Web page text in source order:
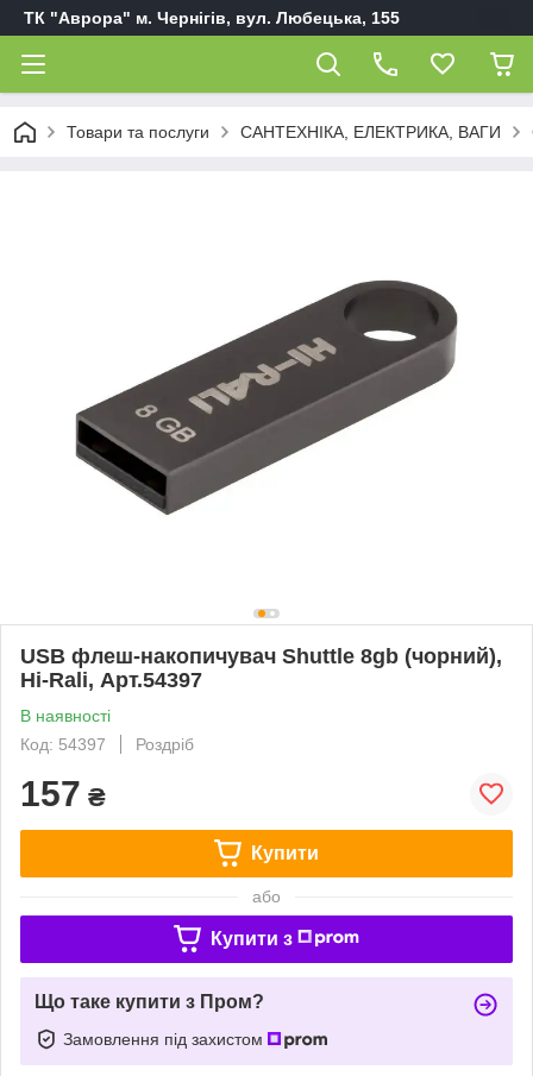
ТК "Аврора" м. Чернігів, вул. Любецька, 155
Товари та послуги САНТЕХНІКА, ЕЛЕКТРИКА, ВАГИ
USB флеш-накопичувач Shuttle 8gb (чорний),
Hi-Ralі, Арт.54397
В наявності
Код: 54397
Роздріб
157 ₴
Купити
або
Купити з
Що таке купити з Пром?
Замовлення під захистом